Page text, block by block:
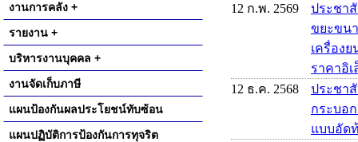
งานการคลัง +
รายงาน +
บริหารงานบุคคล +
งานจัดเก็บภาษี
แผนป้องกันผลประโยชน์ทับซ้อน
แผนปฏิบัติการป้องกันการทุจริต
12 ก.พ. 2569
ประชา
ขยะขน
เครื่อง
ราคาอิเ
12 ธ.ค. 2568
ประชา
กระบอ
แบบอัด